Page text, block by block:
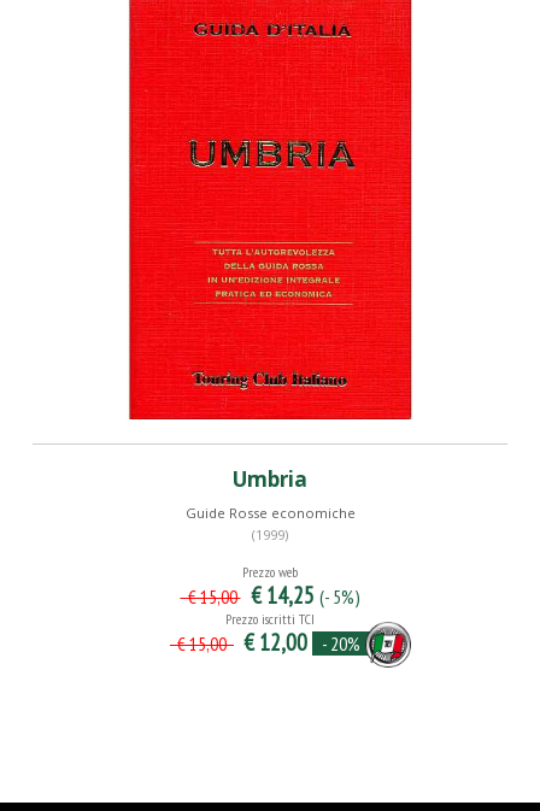
Umbria
Guide Rosse economiche
(1999)
Prezzo web
€ 15,00 € 14,25 (- 5%)
Prezzo iscritti TCI
€ 15,00 € 12,00 - 20%